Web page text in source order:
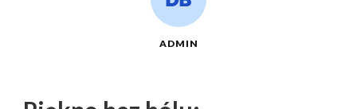
ADMIN